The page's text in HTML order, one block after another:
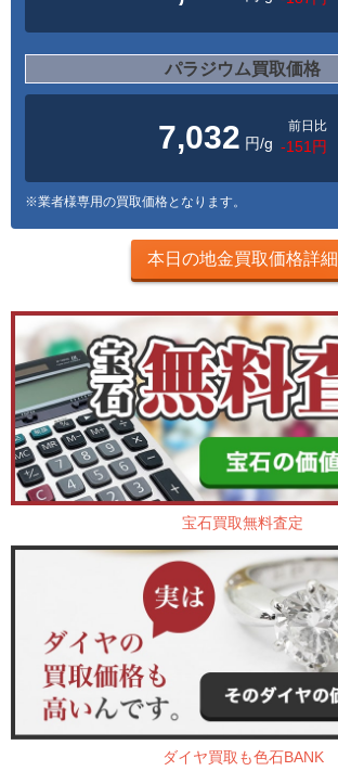
パラジウム買取価格
7,032 円/g
前日比
-151円
※業者様専用の買取価格となります。
本日の地金買取価格詳細
宝石買取無料査定
ダイヤ買取も色石BANK